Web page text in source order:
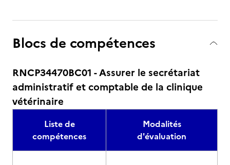
Blocs de compétences
RNCP34470BC01 - Assurer le secrétariat
administratif et comptable de la clinique
vétérinaire
Liste de
compétences
Modalités
d'évaluation